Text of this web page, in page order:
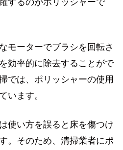
モーターでブラシを回転さ
効率的に除去することがで
では、ポリッシャーの使用
います。
使い方を誤ると床を傷つけ
。そのため、清掃業者にポ